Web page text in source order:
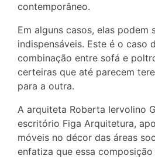
contemporâneo.
Em alguns casos, elas podem
indispensáveis. Este é o caso
combinação entre sofá e
certeiras que até parecem
para a outra.
A arquiteta Roberta Iervolino
escritório Figa Arquitetura,
móveis no décor das áreas
enfatiza que essa